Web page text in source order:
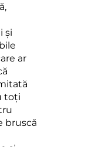
și
ar
toți
bruscă